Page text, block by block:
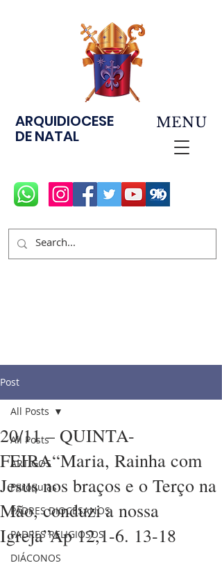
ARQUIDIOCESE
DE NATAL
MENU
Post
All Posts
ARTIGOS
Paróquias
PADRES DIOCESANOS
PADRES RELIGIOSOS
DIÁCONOS
All Posts
20/11 – QUINTA-
FEIRA“Maria, Rainha com
Jesus nos braços e o Terço na
Mão, conduzi a nossa
Igreja”Ap 12,1-6. 13-18